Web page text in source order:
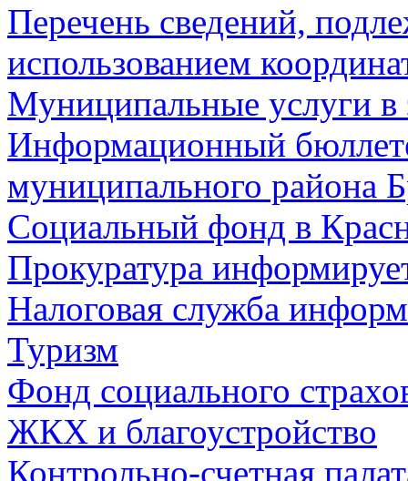
Перечень сведений,
использованием
Муниципальные услуги в
Информационный
муниципального района
Социальный фонд в
Прокуратура
Налоговая служба
Туризм
Фонд социального
ЖКХ и благоустройство
Контрольно-счетная